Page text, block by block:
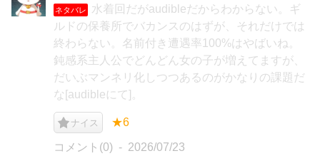
ネタバレ
水着回だがaudibleだからわからない。ギ
ルドの保養所でバカンスのはずが、それだけでは
終わらない。名前付き遭遇率100%はやばいね。
鈍感系主人公でどんどん女の子が増えてますが、
だいぶマンネリ化しつつあるのがかなりの課題だ
な[audibleにて]。
ナイス ★6
コメント(0) 2026/07/23